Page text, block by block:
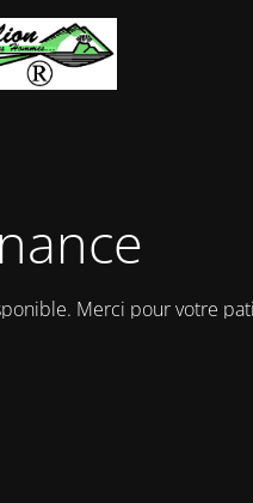
Merci pour votre